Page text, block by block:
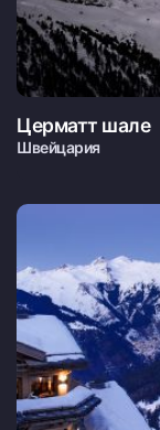
Церматт шале
Швейцария